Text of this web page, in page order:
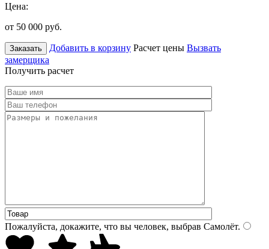
Цена:
от 50 000 руб.
Заказать Добавить в корзину Расчет цены Вызвать
замерщика
Получить расчет
Пожалуйста, докажите, что вы человек, выбрав Самолёт.